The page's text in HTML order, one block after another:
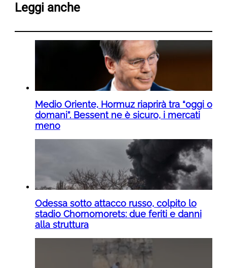
Leggi anche
Medio Oriente, Hormuz riaprirà tra “oggi o
domani”. Bessent ne è sicuro, i mercati
meno
Odessa sotto attacco russo, colpito lo
stadio Chornomorets: due feriti e danni
alla struttura